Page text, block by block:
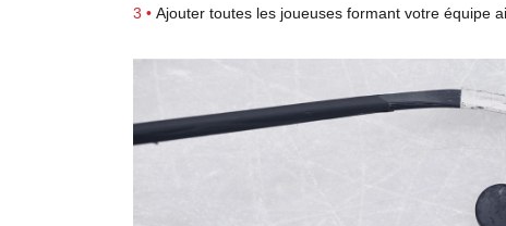
3 • Ajouter toutes les joueuses formant votre équipe